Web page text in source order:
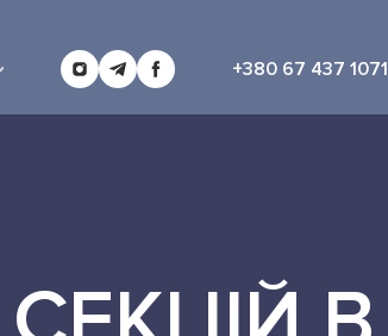
+380 67 437 1071